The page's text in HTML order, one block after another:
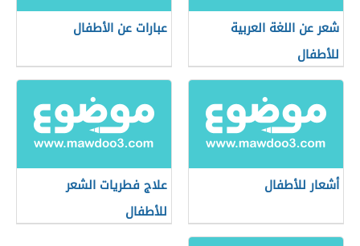
شعر عن اللغة العربية
للأطفال
عبارات عن الأطفال
أشعار للأطفال
علاج فطريات الشعر
للأطفال